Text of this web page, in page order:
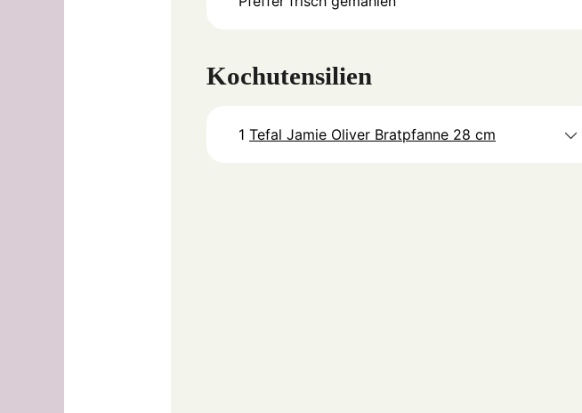
Kochutensilien
1Tefal Jamie Oliver Bratpfanne 28 cm